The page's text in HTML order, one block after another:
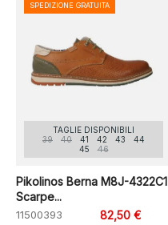
TAGLIE DISPONIBILI
39
40 41 42 43
44
45
46
Pikolinos Berna M8J-4322C1
Scarpe...
11500393
82,50 €
SPEDIZIONE GRATUITA